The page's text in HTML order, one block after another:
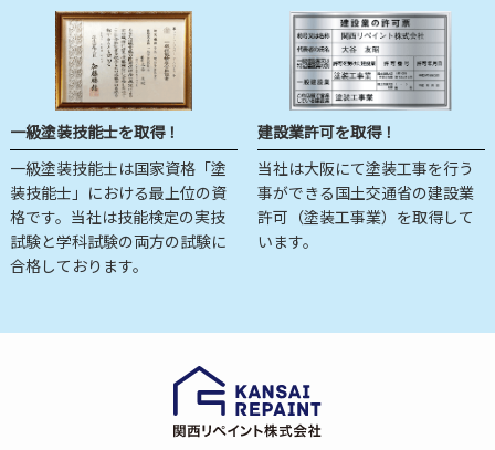
一級塗装技能士を取得！
一級塗装技能士は国家資格「塗
装技能士」における最上位の資
格です。当社は技能検定の実技
試験と学科試験の両方の試験に
合格しております。
建設業許可を取得！
当社は大阪にて塗装工事を行う
事ができる国土交通省の建設業
許可（塗装工事業）を取得して
います。